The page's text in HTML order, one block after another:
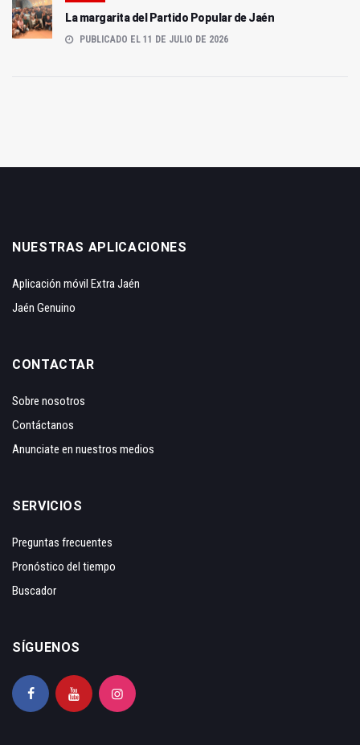
La margarita del Partido Popular de Jaén
PUBLICADO EL 11 DE JULIO DE 2026
NUESTRAS APLICACIONES
Aplicación móvil Extra Jaén
Jaén Genuino
CONTACTAR
Sobre nosotros
Contáctanos
Anunciate en nuestros medios
SERVICIOS
Preguntas frecuentes
Pronóstico del tiempo
Buscador
SÍGUENOS